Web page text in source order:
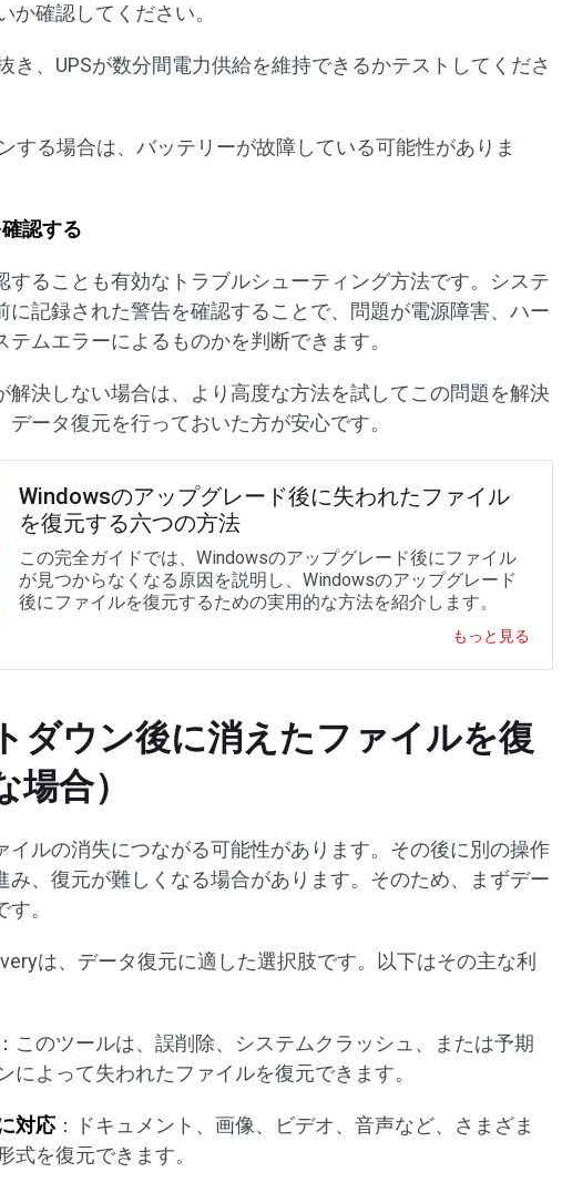
か確認してください。
き、UPSが数分間電力供給を維持できるかテストしてくださ
する場合は、バッテリーが故障している可能性がありま
認する
することも有効なトラブルシューティング方法です。システ
に記録された警告を確認することで、問題が電源障害、ハー
テムエラーによるものかを判断できます。
解決しない場合は、より高度な方法を試してこの問題を解決
データ復元を行っておいた方が安心です。
Windowsのアップグレード後に失われたファイル
を復元する六つの方法
この完全ガイドでは、Windowsのアップグレード後にファイル
が見つからなくなる原因を説明し、Windowsのアップグレード
後にファイルを復元するための実用的な方法を紹介します。
もっと見る
ダウン後に消えたファイルを復
合）
イルの消失につながる可能性があります。その後に別の操作
み、復元が難しくなる場合があります。そのため、まずデー
。
は、データ復元に適した選択肢です。以下はその主な利
このツールは、誤削除、システムクラッシュ、または予期
によって失われたファイルを復元できます。
対応：ドキュメント、画像、ビデオ、音声など、さまざま
式を復元できます。